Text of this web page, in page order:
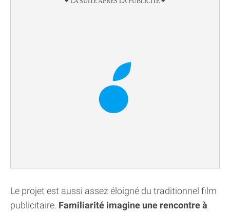
Le projet est aussi assez éloigné du traditionnel film
publicitaire. Familiarité imagine une rencontre à